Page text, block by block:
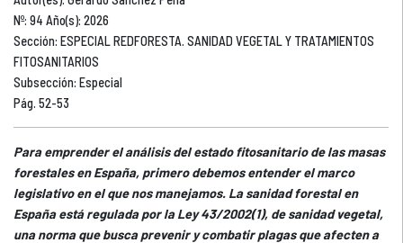
Nº: 94 Año(s): 2026
Sección: ESPECIAL REDFORESTA. SANIDAD VEGETAL Y TRATAMIENTOS
FITOSANITARIOS
Subsección: Especial
Pág. 52-53
Para emprender el análisis del estado fitosanitario de las masas
forestales en España, primero debemos entender el marco
legislativo en el que nos manejamos. La sanidad forestal en
España está regulada por la Ley 43/2002(1), de sanidad vegetal,
una norma que busca prevenir y combatir plagas que afecten a